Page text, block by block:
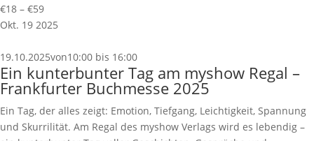
€18 – €59
Okt. 19 2025
19.10.2025von10:00 bis 16:00
Ein kunterbunter Tag am myshow Regal –
Frankfurter Buchmesse 2025
Ein Tag, der alles zeigt: Emotion, Tiefgang, Leichtigkeit, Spannung
und Skurrilität. Am Regal des myshow Verlags wird es lebendig –